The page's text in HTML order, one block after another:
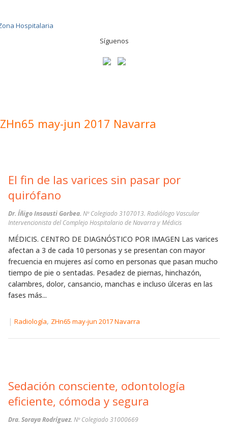
Síguenos
ZHn65 may-jun 2017 Navarra
El fin de las varices sin pasar por
quirófano
Dr. Íñigo Insausti Gorbea. Nº Colegiado 3107013. Radiólogo Vascular
Intervencionista del Complejo Hospitalario de Navarra y Médicis
MÉDICIS. CENTRO DE DIAGNÓSTICO POR IMAGEN Las varices
afectan a 3 de cada 10 personas y se presentan con mayor
frecuencia en mujeres así como en personas que pasan mucho
tiempo de pie o sentadas. Pesadez de piernas, hinchazón,
calambres, dolor, cansancio, manchas e incluso úlceras en las
fases más...
| Radiología, ZHn65 may-jun 2017 Navarra
Sedación consciente, odontología
eficiente, cómoda y segura
Dra. Soraya Rodríguez. Nº Colegiado 31000669